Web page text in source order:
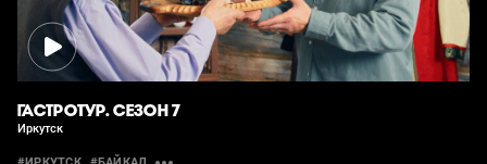
ГАСТРОТУР. СЕЗОН 7
Иркутск